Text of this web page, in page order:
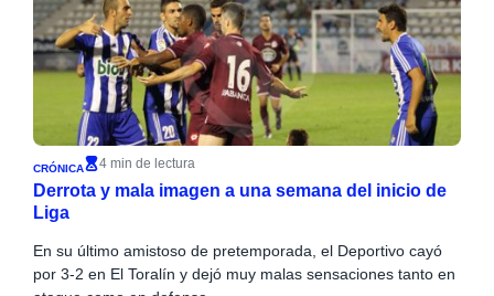
CRÓNICA 4 min de lectura
Derrota y mala imagen a una semana del inicio de
Liga
En su último amistoso de pretemporada, el Deportivo cayó
por 3-2 en El Toralín y dejó muy malas sensaciones tanto en